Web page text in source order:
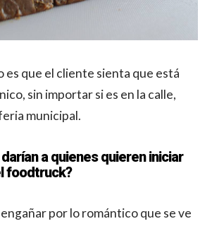
que el cliente sienta que está
sin importar si es en la calle,
municipal.
a quienes quieren iniciar
foodtruck?
por lo romántico que se ve